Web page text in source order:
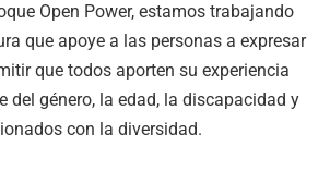
Open Power, estamos trabajando
que apoye a las personas a expresar
que todos aporten su experiencia
del género, la edad, la discapacidad y
con la diversidad.